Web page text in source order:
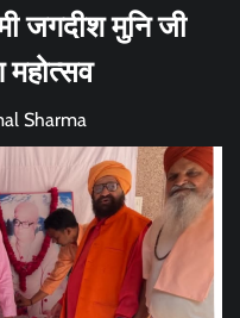
जगदीश मुनि जी
महोत्सव
Sharma